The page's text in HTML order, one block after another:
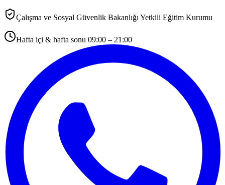
Çalışma ve Sosyal Güvenlik Bakanlığı Yetkili Eğitim Kurumu
Hafta içi & hafta sonu 09:00 – 21:00